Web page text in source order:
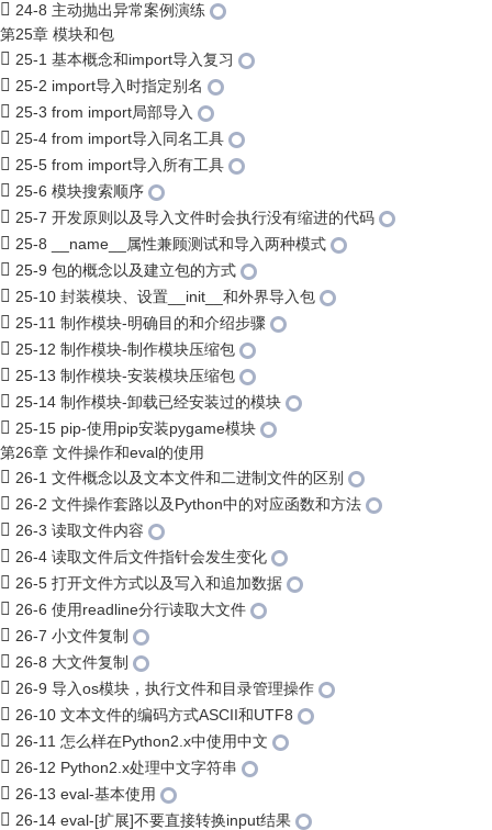
24-8 主动抛出异常案例演练
第25章 模块和包
25-1 基本概念和import导入复习
25-2 import导入时指定别名
25-3 from import局部导入
25-4 from import导入同名工具
25-5 from import导入所有工具
25-6 模块搜索顺序
25-7 开发原则以及导入文件时会执行没有缩进的代码
25-8 __name__属性兼顾测试和导入两种模式
25-9 包的概念以及建立包的方式
25-10 封装模块、设置__init__和外界导入包
25-11 制作模块-明确目的和介绍步骤
25-12 制作模块-制作模块压缩包
25-13 制作模块-安装模块压缩包
25-14 制作模块-卸载已经安装过的模块
25-15 pip-使用pip安装pygame模块
第26章 文件操作和eval的使用
26-1 文件概念以及文本文件和二进制文件的区别
26-2 文件操作套路以及Python中的对应函数和方法
26-3 读取文件内容
26-4 读取文件后文件指针会发生变化
26-5 打开文件方式以及写入和追加数据
26-6 使用readline分行读取大文件
26-7 小文件复制
26-8 大文件复制
26-9 导入os模块，执行文件和目录管理操作
26-10 文本文件的编码方式ASCII和UTF8
26-11 怎么样在Python2.x中使用中文
26-12 Python2.x处理中文字符串
26-13 eval-基本使用
26-14 eval-[扩展]不要直接转换input结果